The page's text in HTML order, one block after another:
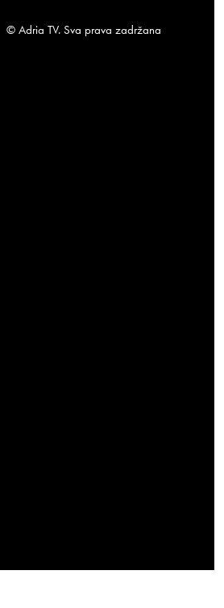
© Adria TV. Sva prava zadržana